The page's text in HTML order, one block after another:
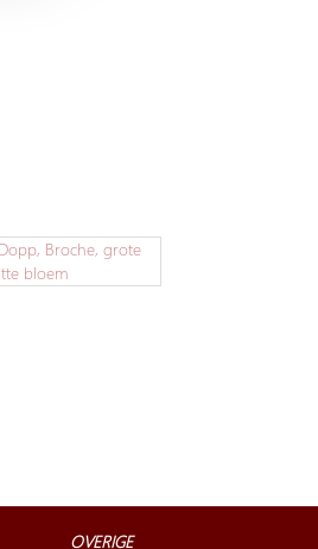
OVERIGE